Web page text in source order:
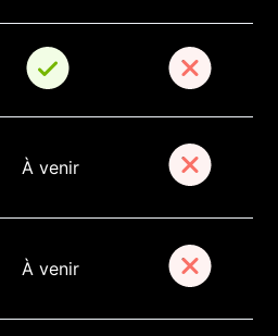
À venir
À venir